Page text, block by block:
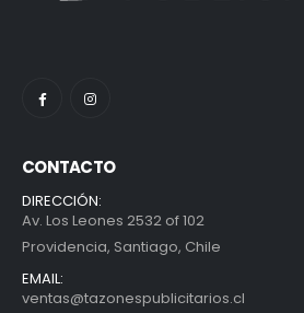
CONTACTO
DIRECCIÓN:
Av. Los Leones 2532 of 102
Providencia, Santiago, Chile
EMAIL:
ventas@tazonespublicitarios.cl